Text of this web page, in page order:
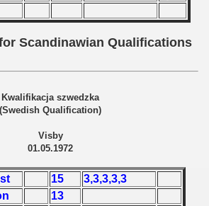
Scandinawian Qualifications
Kwalifikacja szwedzka
(Swedish Qualification)
Visby
01.05.1972
15
3,3,3,3,3
13